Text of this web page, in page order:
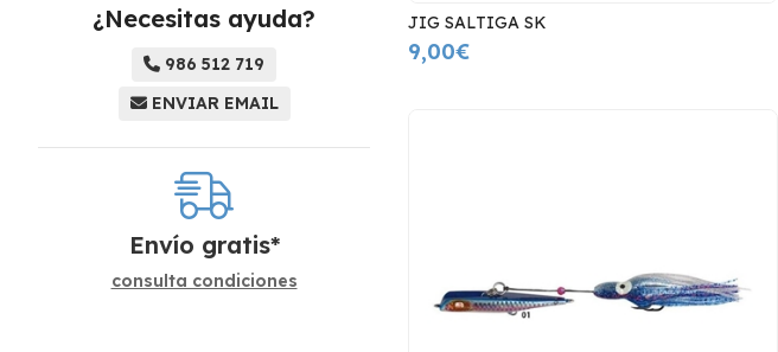
JIG SALTIGA SK
9,00€
¿Necesitas ayuda?
986 512 719
ENVIAR EMAIL
Envío gratis*
consulta condiciones